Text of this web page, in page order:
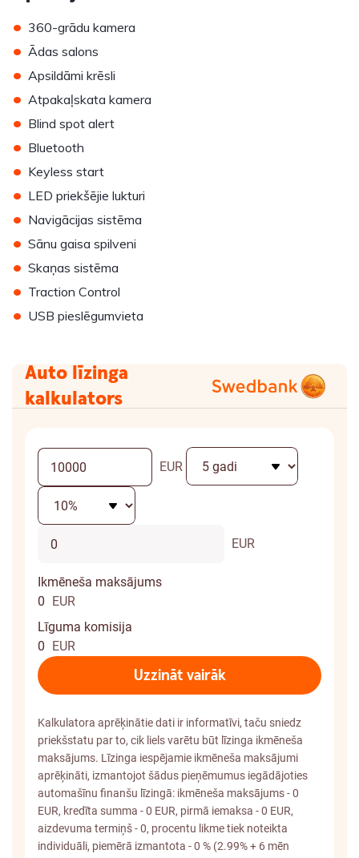
• 360-grādu kamera
• Ādas salons
• Apsildāmi krēsli
• Atpakaļskata kamera
• Blind spot alert
• Bluetooth
• Keyless start
• LED priekšējie lukturi
• Navigācijas sistēma
• Sānu gaisa spilveni
• Skaņas sistēma
• Traction Control
• USB pieslēgumvieta